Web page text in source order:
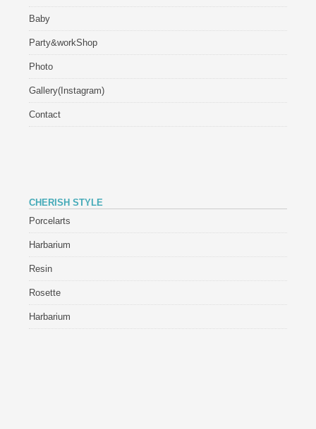
Baby
Party&workShop
Photo
Gallery(Instagram)
Contact
CHERISH STYLE
Porcelarts
Harbarium
Resin
Rosette
Harbarium